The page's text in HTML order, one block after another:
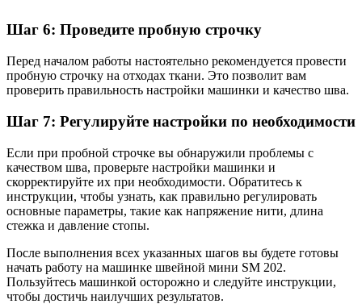
Шаг 6: Проведите пробную строчку
Перед началом работы настоятельно рекомендуется провести
пробную строчку на отходах ткани. Это позволит вам
проверить правильность настройки машинки и качество шва.
Шаг 7: Регулируйте настройки по необходимости
Если при пробной строчке вы обнаружили проблемы с
качеством шва, проверьте настройки машинки и
скорректируйте их при необходимости. Обратитесь к
инструкции, чтобы узнать, как правильно регулировать
основные параметры, такие как напряжение нити, длина
стежка и давление стопы.
После выполнения всех указанных шагов вы будете готовы
начать работу на машинке швейной мини SM 202.
Пользуйтесь машинкой осторожно и следуйте инструкции,
чтобы достичь наилучших результатов.